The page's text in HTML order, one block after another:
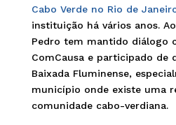
Cabo Verde no Rio de
instituição há vários anos.
Pedro tem mantido diálogo
ComCausa e participado de
Baixada Fluminense,
município onde existe uma
comunidade cabo-verdiana.